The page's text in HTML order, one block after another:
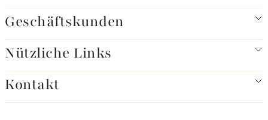
Geschäftskunden
Nützliche Links
Kontakt